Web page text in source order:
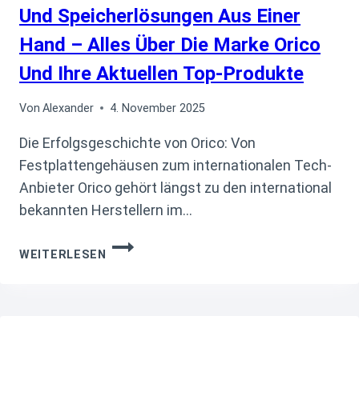
Und Speicherlösungen Aus Einer
Hand – Alles Über Die Marke Orico
Und Ihre Aktuellen Top-Produkte
Von Alexander 4. November 2025
Die Erfolgsgeschichte von Orico: Von
Festplattengehäusen zum internationalen Tech-
Anbieter Orico gehört längst zu den international
bekannten Herstellern im…
WEITERLESEN
INNOVATIVE MINI-